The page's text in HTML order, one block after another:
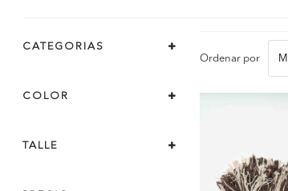
CATEGORIAS
COLOR
TALLE
Ordenar por